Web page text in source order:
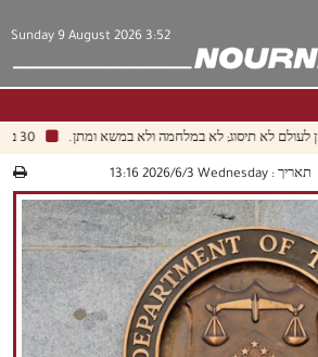
Sunday 9 August 2026 3:52
קשר|אודות 30 בספטמבר הוא המועד האחרון לנסיגת כוחות הקואליציה מעיראק. לא תיסוג; לא במלחמה ולא במשא ומתן.
תאריך :‫‫Wednesday‬‬ 2026/6/3 13:16